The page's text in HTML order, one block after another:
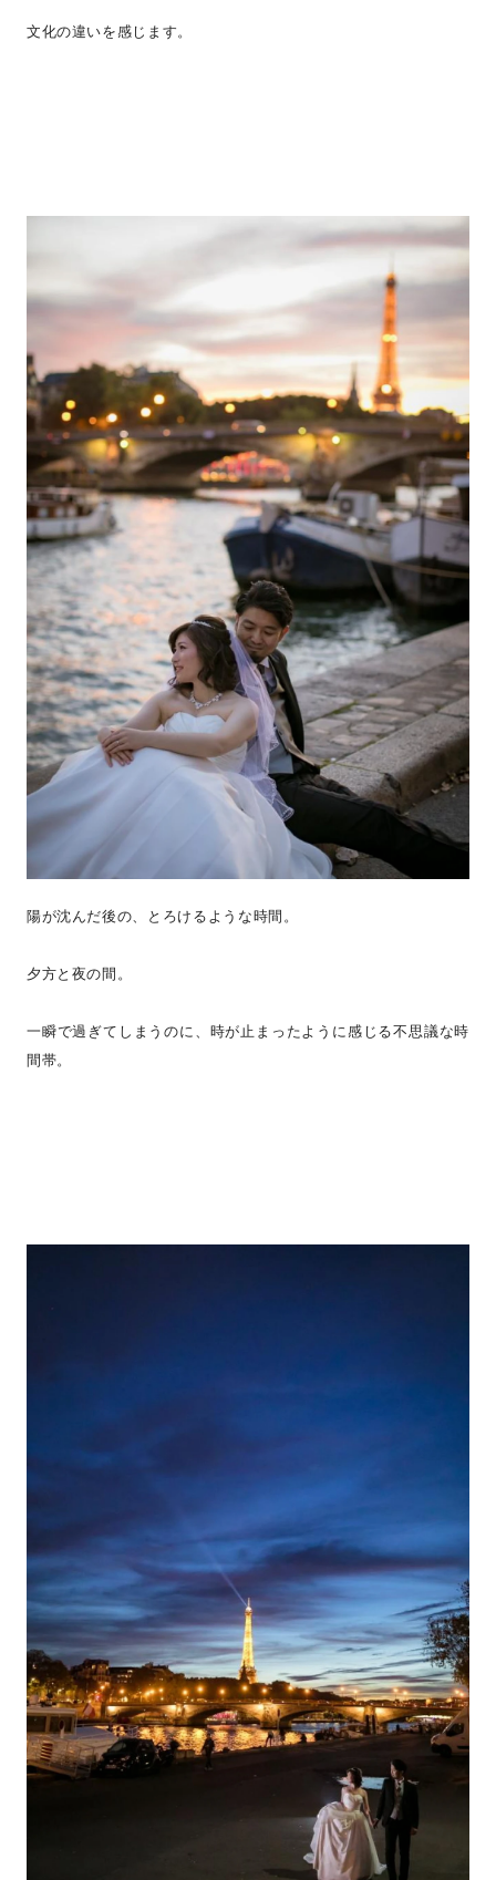
文化の違いを感じます。
陽が沈んだ後の、とろけるような時間。
夕方と夜の間。
一瞬で過ぎてしまうのに、時が止まったように感じる不思議な時
間帯。